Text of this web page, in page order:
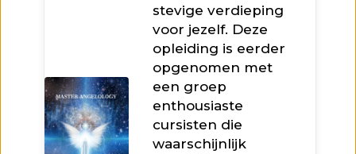
stevige verdieping
voor jezelf. Deze
opleiding is eerder
opgenomen met
een groep
enthousiaste
cursisten die
waarschijnlijk